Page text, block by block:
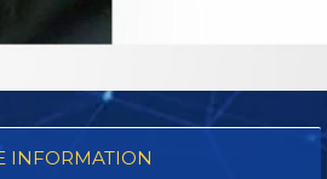
INFORMATION